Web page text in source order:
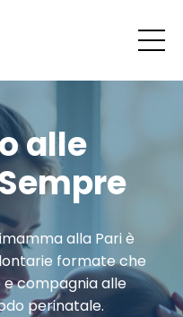
alle
Sempre
alla Pari è
formate che
compagnia alle
perinatale.